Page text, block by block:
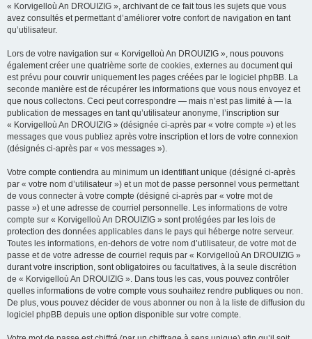
« Korvigelloù An DROUIZIG », archivant de ce fait tous les sujets que vous
avez consultés et permettant d’améliorer votre confort de navigation en tant
qu’utilisateur.
Lors de votre navigation sur « Korvigelloù An DROUIZIG », nous pouvons
également créer une quatrième sorte de cookies, externes au document qui
est prévu pour couvrir uniquement les pages créées par le logiciel phpBB. La
seconde manière est de récupérer les informations que vous nous envoyez et
que nous collectons. Ceci peut correspondre — mais n’est pas limité à — la
publication de messages en tant qu’utilisateur anonyme, l’inscription sur
« Korvigelloù An DROUIZIG » (désignée ci-après par « votre compte ») et les
messages que vous publiez après votre inscription et lors de votre connexion
(désignés ci-après par « vos messages »).
Votre compte contiendra au minimum un identifiant unique (désigné ci-après
par « votre nom d’utilisateur ») et un mot de passe personnel vous permettant
de vous connecter à votre compte (désigné ci-après par « votre mot de
passe ») et une adresse de courriel personnelle. Les informations de votre
compte sur « Korvigelloù An DROUIZIG » sont protégées par les lois de
protection des données applicables dans le pays qui héberge notre serveur.
Toutes les informations, en-dehors de votre nom d’utilisateur, de votre mot de
passe et de votre adresse de courriel requis par « Korvigelloù An DROUIZIG »
durant votre inscription, sont obligatoires ou facultatives, à la seule discrétion
de « Korvigelloù An DROUIZIG ». Dans tous les cas, vous pouvez contrôler
quelles informations de votre compte vous souhaitez rendre publiques ou non.
De plus, vous pouvez décider de vous abonner ou non à la liste de diffusion du
logiciel phpBB depuis une option disponible sur votre compte.